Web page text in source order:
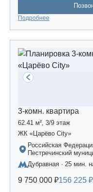
Подробнее
3-комн. квартира
62.41 м², 3/9 этаж
ЖК «Царёво City»
Российская
Пестречинский
сельское поселение,
Царево-2», дом 3
Дубравная · 25 мин.
9 750 000 ₽156 225